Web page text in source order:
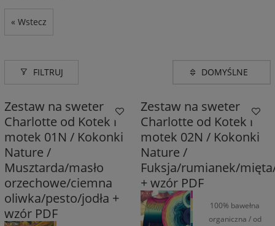
« Wstecz
FILTRUJ
Zestaw na sweter
Charlotte od Kotek i
motek 01N / Kokonki
Nature /
Musztarda/masło
orzechowe/ciemna
oliwka/pesto/jodła +
wzór PDF
Zestaw na sweter
Charlotte od Kotek i
motek 02N / Kokonki
Nature /
Fuksja/rumianek/
+ wzór PDF
100% bawełna
organiczna / od